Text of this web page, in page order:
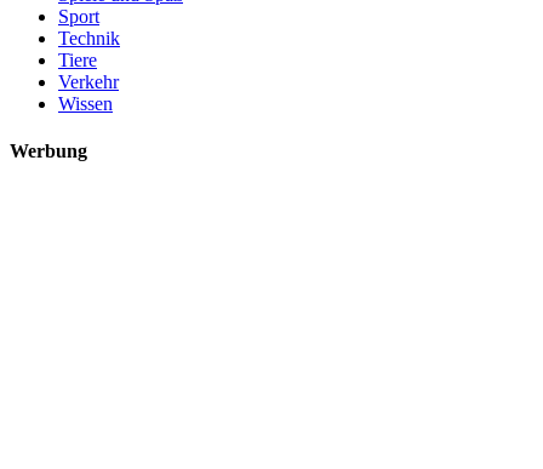
Sport
Technik
Tiere
Verkehr
Wissen
Werbung